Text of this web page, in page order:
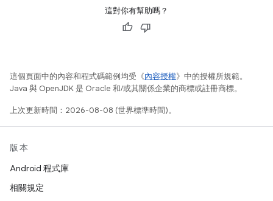
這對你有幫助嗎？
這個頁面中的內容和程式碼範例均受《內容授權》中的授權所規範。
Java 與 OpenJDK 是 Oracle 和/或其關係企業的商標或註冊商標。
上次更新時間：2026-08-08 (世界標準時間)。
版本
Android 程式庫
相關規定